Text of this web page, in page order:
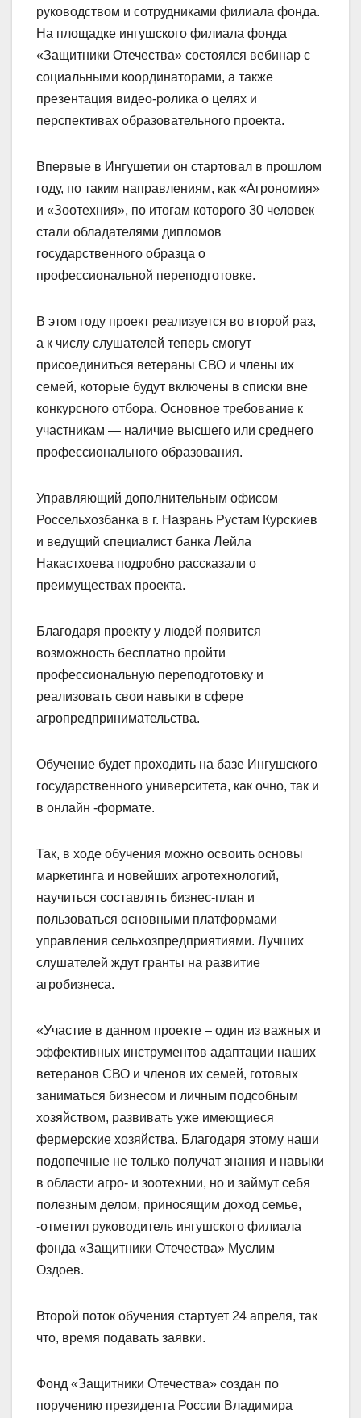
руководством и сотрудниками филиала фонда.
На площадке ингушского филиала фонда
«Защитники Отечества» состоялся вебинар с
социальными координаторами, а также
презентация видео-ролика о целях и
перспективах образовательного проекта.
Впервые в Ингушетии он стартовал в прошлом
году, по таким направлениям, как «Агрономия»
и «Зоотехния», по итогам которого 30 человек
стали обладателями дипломов
государственного образца о
профессиональной переподготовке.
В этом году проект реализуется во второй раз,
а к числу слушателей теперь смогут
присоединиться ветераны СВО и члены их
семей, которые будут включены в списки вне
конкурсного отбора. Основное требование к
участникам — наличие высшего или среднего
профессионального образования.
Управляющий дополнительным офисом
Россельхозбанка в г. Назрань Рустам Курскиев
и ведущий специалист банка Лейла
Накастхоева подробно рассказали о
преимуществах проекта.
Благодаря проекту у людей появится
возможность бесплатно пройти
профессиональную переподготовку и
реализовать свои навыки в сфере
агропредпринимательства.
Обучение будет проходить на базе Ингушского
государственного университета, как очно, так и
в онлайн -формате.
Так, в ходе обучения можно освоить основы
маркетинга и новейших агротехнологий,
научиться составлять бизнес-план и
пользоваться основными платформами
управления сельхозпредприятиями. Лучших
слушателей ждут гранты на развитие
агробизнеса.
«Участие в данном проекте – один из важных и
эффективных инструментов адаптации наших
ветеранов СВО и членов их семей, готовых
заниматься бизнесом и личным подсобным
хозяйством, развивать уже имеющиеся
фермерские хозяйства. Благодаря этому наши
подопечные не только получат знания и навыки
в области агро- и зоотехнии, но и займут себя
полезным делом, приносящим доход семье,
-отметил руководитель ингушского филиала
фонда «Защитники Отечества» Муслим
Оздоев.
Второй поток обучения стартует 24 апреля, так
что, время подавать заявки.
Фонд «Защитники Отечества» создан по
поручению президента России Владимира